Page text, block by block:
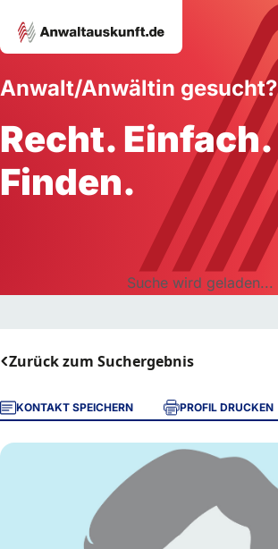
Anwalt/Anwältin gesucht?
Recht. Einfach.
Finden.
Suche wird geladen...
Zurück zum Suchergebnis
KONTAKT SPEICHERN PROFIL DRUCKEN